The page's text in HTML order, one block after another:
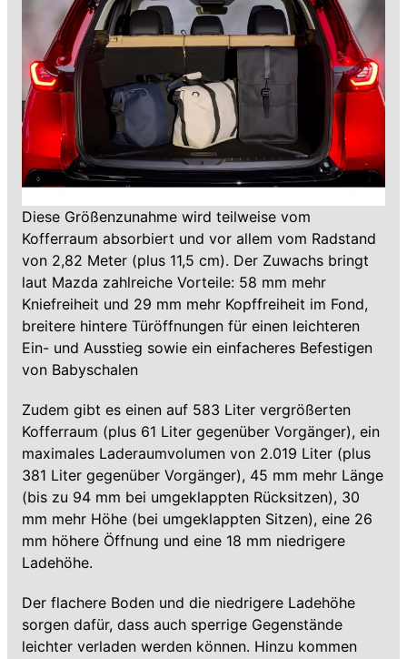
Diese Größenzunahme wird teilweise vom
Kofferraum absorbiert und vor allem vom Radstand
von 2,82 Meter (plus 11,5 cm). Der Zuwachs bringt
laut Mazda zahlreiche Vorteile: 58 mm mehr
Kniefreiheit und 29 mm mehr Kopffreiheit im Fond,
breitere hintere Türöffnungen für einen leichteren
Ein- und Ausstieg sowie ein einfacheres Befestigen
von Babyschalen
Zudem gibt es einen auf 583 Liter vergrößerten
Kofferraum (plus 61 Liter gegenüber Vorgänger), ein
maximales Laderaumvolumen von 2.019 Liter (plus
381 Liter gegenüber Vorgänger), 45 mm mehr Länge
(bis zu 94 mm bei umgeklappten Rücksitzen), 30
mm mehr Höhe (bei umgeklappten Sitzen), eine 26
mm höhere Öffnung und eine 18 mm niedrigere
Ladehöhe.
Der flachere Boden und die niedrigere Ladehöhe
sorgen dafür, dass auch sperrige Gegenstände
leichter verladen werden können. Hinzu kommen